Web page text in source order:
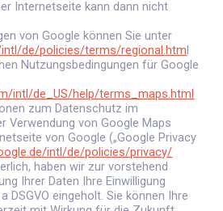
Internetseite kann dann nicht
von Google können Sie unter
de/policies/terms/regional.htm
Nutzungsbedingungen für Google
intl/de_US/help/terms_maps.html
zum Datenschutz im
Verwendung von Google Maps
von Google („Google Privacy
intl/de/policies/privacy/
haben wir zur vorstehend
Ihrer Daten Ihre Einwilligung
DSGVO eingeholt. Sie können Ihre